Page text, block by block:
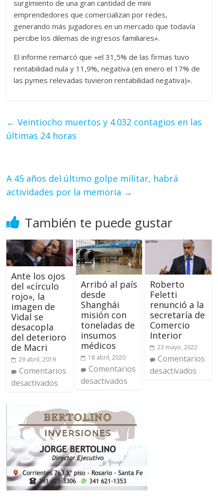
surgimiento de una gran cantidad de mini
emprendedores que comercializan por redes,
generando más jugadores en un mercado que todavía
percibe los dilemas de ingresos familiares».
El informe remarcó que «el 31,5% de las firmas tuvo
rentabilidad nula y 11,9%, negativa (en enero el 17% de
las pymes relevadas tuvieron rentabilidad negativa)».
← Veintiocho muertos y 4.032 contagios en las
últimas 24 horas
A 45 años del último golpe militar, habrá
actividades por la memoria →
También te puede gustar
Ante los ojos
del «círculo
rojo», la
imagen de
Vidal se
desacopla
del deterioro
de Macri
29 abril, 2019
Comentarios
desactivados
Arribó al país
desde
Shanghái
misión con
toneladas de
insumos
médicos
18 abril, 2020
Comentarios
desactivados
Roberto
Feletti
renunció a la
secretaría de
Comercio
Interior
23 mayo, 2022
Comentarios
desactivados